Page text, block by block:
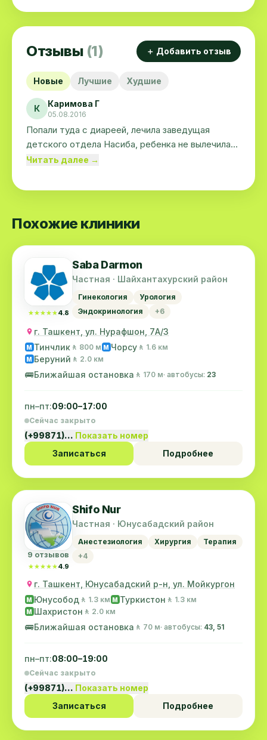
Отзывы (1) ＋ Добавить отзыв
Новые Лучшие Худшие
К Каримова Г
05.08.2016
Попали туда с диареей, лечила заведущая
детского отдела Насиба, ребенка не вылечила
наоборот заболел ещё сильнее и дисбактериоз
Читать далее →
Похожие клиники
★★★★★
★★★★★ 4.8
Saba Darmon
Частная · Шайхантахурский район
Гинекология
Урология
Эндокринология
+6
г. Ташкент, ул. Нурафшон, 7А/3
M Тинчлик 🚶 800 м M Чорсу 🚶 1.6 км
M Беруний 🚶 2.0 км
🚌Ближайшая остановка 🚶 170 м· автобусы: 23
пн–пт:09:00–17:00
Сейчас закрыто
(+99871)… Показать номер
Записаться
Подробнее
9 отзывов
★★★★★
★★★★★4.9
Shifo Nur
Частная · Юнусабадский район
Анестезиология Хирургия
Терапия
+4
г. Ташкент, Юнусабадский р-н, ул. Мойкургон
M Юнусобод 🚶 1.3 км M Туркистон 🚶 1.3 км
M Шахристон 🚶 2.0 км
🚌Ближайшая остановка 🚶 70 м· автобусы: 43, 51
пн–пт:08:00–19:00
Сейчас закрыто
(+99871)… Показать номер
Записаться
Подробнее